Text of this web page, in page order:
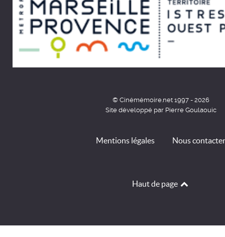
© Cinémémoire.net 1997 - 2026
Site développé par Pierre Goulaouic
Mentions légales Nous contacter
Haut de page